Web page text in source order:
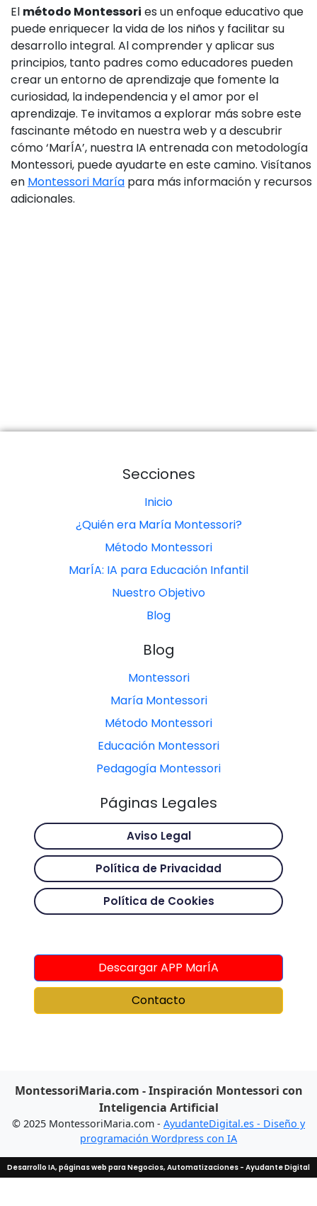
El método Montessori es un enfoque educativo que
puede enriquecer la vida de los niños y facilitar su
desarrollo integral. Al comprender y aplicar sus
principios, tanto padres como educadores pueden
crear un entorno de aprendizaje que fomente la
curiosidad, la independencia y el amor por el
aprendizaje. Te invitamos a explorar más sobre este
fascinante método en nuestra web y a descubrir
cómo ‘MarÍA’, nuestra IA entrenada con metodología
Montessori, puede ayudarte en este camino. Visítanos
en Montessori María para más información y recursos
adicionales.
Secciones
Inicio
¿Quién era María Montessori?
Método Montessori
MarÍA: IA para Educación Infantil
Nuestro Objetivo
Blog
Blog
Montessori
María Montessori
Método Montessori
Educación Montessori
Pedagogía Montessori
Páginas Legales
Aviso Legal
Política de Privacidad
Política de Cookies
Descargar APP MarÍA
Contacto
MontessoriMaria.com - Inspiración Montessori con
Inteligencia Artificial
© 2025 MontessoriMaria.com - AyudanteDigital.es - Diseño y
programación Wordpress con IA
Desarrollo IA, páginas web para Negocios, Automatizaciones - Ayudante Digital